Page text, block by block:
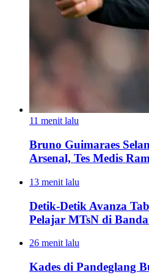
11 menit lalu
Bruno Guimaraes
Arsenal, Tes Medis
13 menit lalu
Detik-Detik Avanza
Pelajar MTsN di
26 menit lalu
Kades di Pandeglang